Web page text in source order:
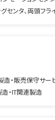
センタ、両頭フラ
・販売保守サー
造・IT関連製造